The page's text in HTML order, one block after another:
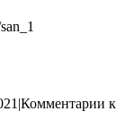
san_1
|Комментарии к